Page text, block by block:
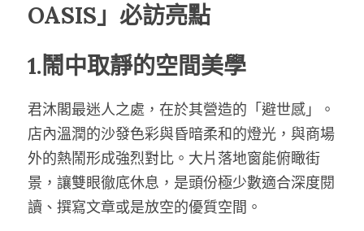
OASIS」必訪亮點
1.鬧中取靜的空間美學
君沐閣最迷人之處，在於其營造的「避世感」。
店內溫潤的沙發色彩與昏暗柔和的燈光，與商場
外的熱鬧形成強烈對比。大片落地窗能俯瞰街
景，讓雙眼徹底休息，是頭份極少數適合深度閱
讀、撰寫文章或是放空的優質空間。